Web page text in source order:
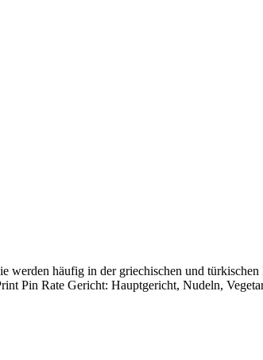
häufig in der griechischen und
Pin Rate Gericht: Hauptgericht, Nudeln,